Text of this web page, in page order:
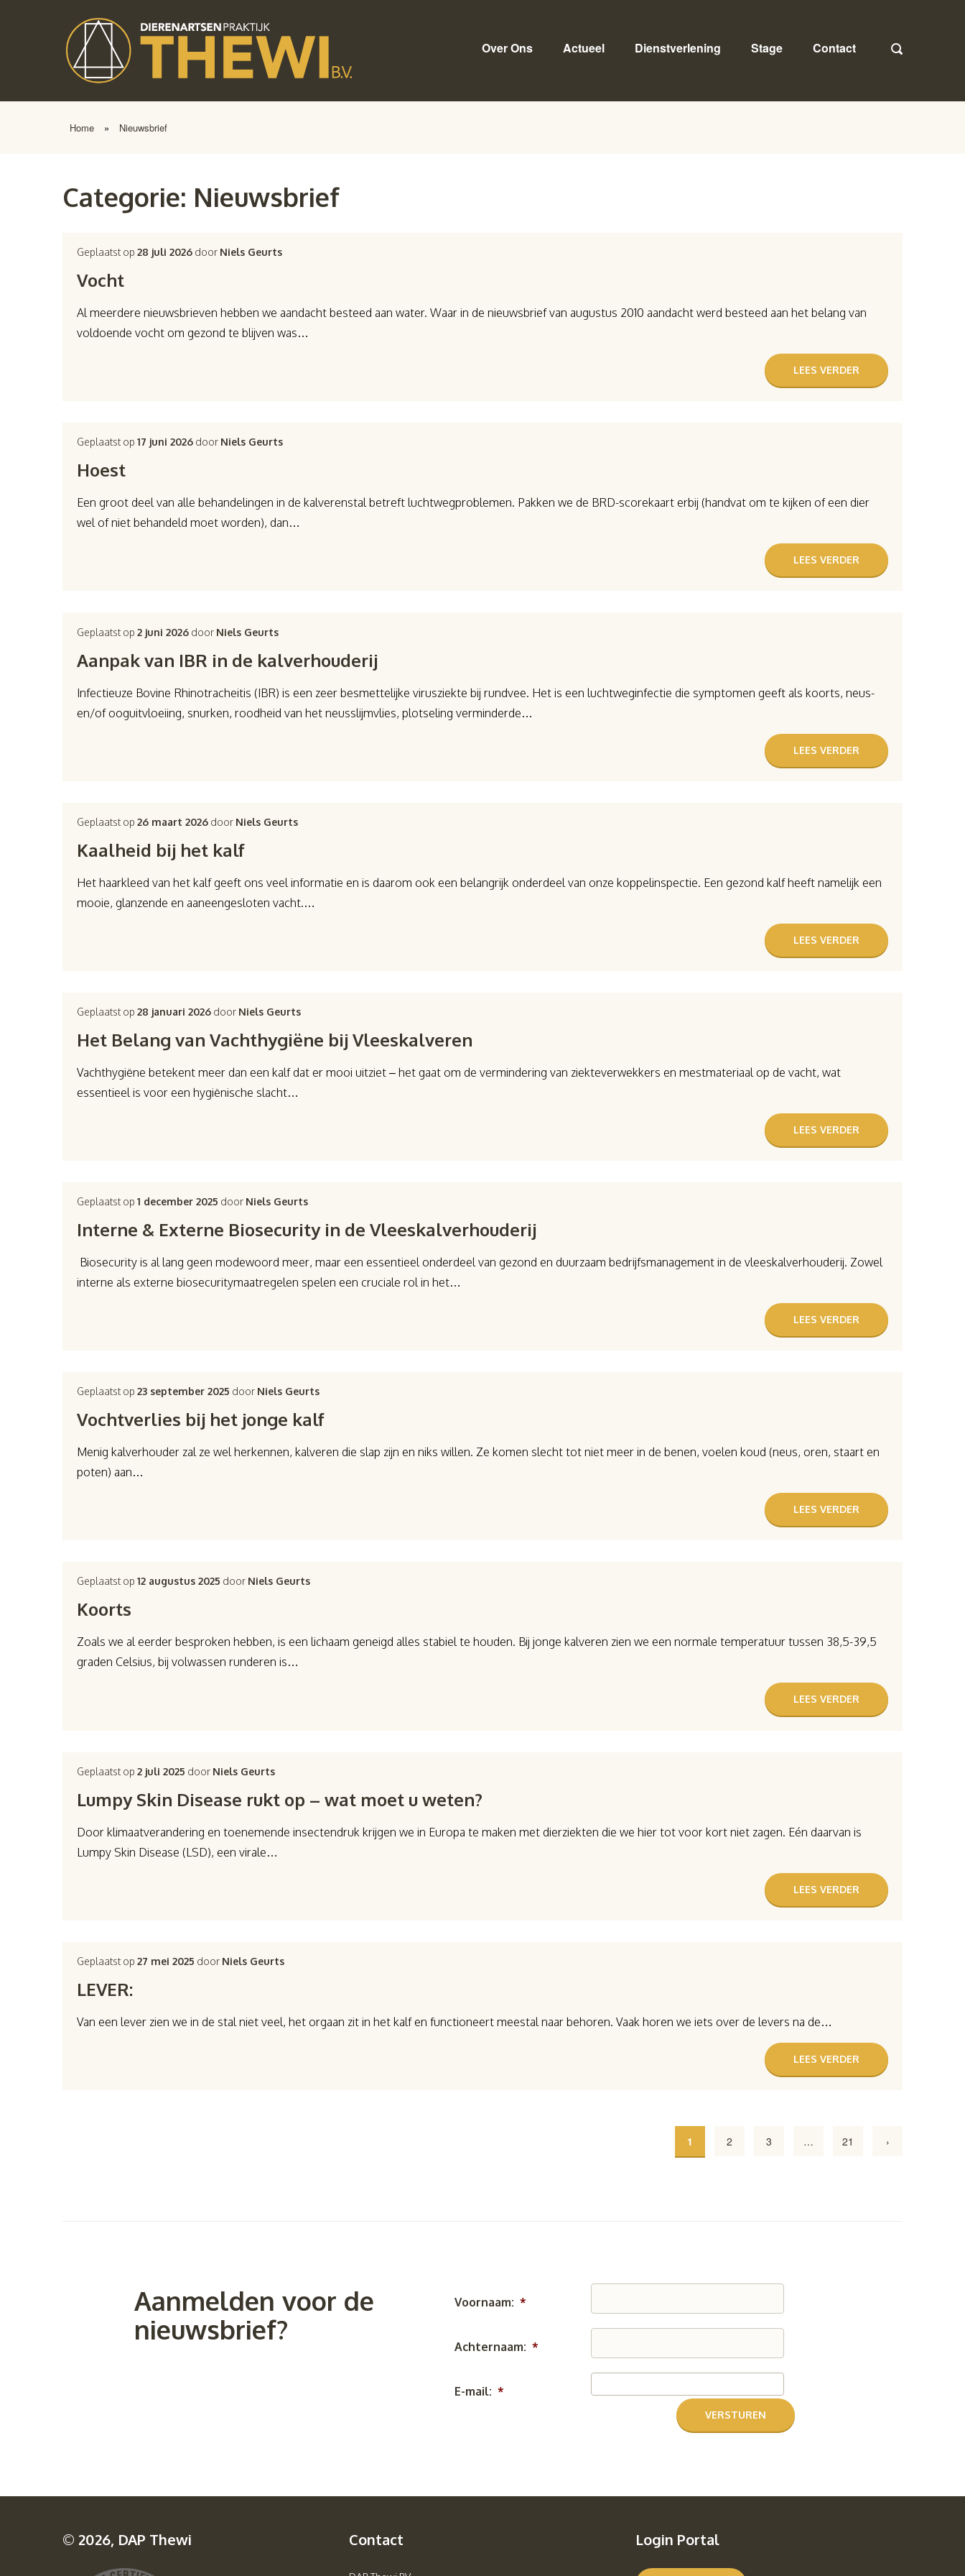
Over Ons Actueel Dienstverlening Stage Contact
Home » Nieuwsbrief
Categorie: Nieuwsbrief
Geplaatst op28 juli 2026 door Niels Geurts
Vocht
Al meerdere nieuwsbrieven hebben we aandacht besteed aan water. Waar in de nieuwsbrief van augustus 2010 aandacht werd besteed aan het belang van
voldoende vocht om gezond te blijven was…
LEES VERDER
Geplaatst op17 juni 2026 door Niels Geurts
Hoest
Een groot deel van alle behandelingen in de kalverenstal betreft luchtwegproblemen. Pakken we de BRD-scorekaart erbij (handvat om te kijken of een dier
wel of niet behandeld moet worden), dan…
LEES VERDER
Geplaatst op2 juni 2026 door Niels Geurts
Aanpak van IBR in de kalverhouderij
Infectieuze Bovine Rhinotracheitis (IBR) is een zeer besmettelijke virusziekte bij rundvee. Het is een luchtweginfectie die symptomen geeft als koorts, neus-
en/of ooguitvloeiing, snurken, roodheid van het neusslijmvlies, plotseling verminderde…
LEES VERDER
Geplaatst op26 maart 2026 door Niels Geurts
Kaalheid bij het kalf
Het haarkleed van het kalf geeft ons veel informatie en is daarom ook een belangrijk onderdeel van onze koppelinspectie. Een gezond kalf heeft namelijk een
mooie, glanzende en aaneengesloten vacht.…
LEES VERDER
Geplaatst op28 januari 2026 door Niels Geurts
Het Belang van Vachthygiëne bij Vleeskalveren
Vachthygiëne betekent meer dan een kalf dat er mooi uitziet – het gaat om de vermindering van ziekteverwekkers en mestmateriaal op de vacht, wat
essentieel is voor een hygiënische slacht…
LEES VERDER
Geplaatst op1 december 2025 door Niels Geurts
Interne & Externe Biosecurity in de Vleeskalverhouderij
Biosecurity is al lang geen modewoord meer, maar een essentieel onderdeel van gezond en duurzaam bedrijfsmanagement in de vleeskalverhouderij. Zowel
interne als externe biosecuritymaatregelen spelen een cruciale rol in het…
LEES VERDER
Geplaatst op23 september 2025 door Niels Geurts
Vochtverlies bij het jonge kalf
Menig kalverhouder zal ze wel herkennen, kalveren die slap zijn en niks willen. Ze komen slecht tot niet meer in de benen, voelen koud (neus, oren, staart en
poten) aan…
LEES VERDER
Geplaatst op12 augustus 2025 door Niels Geurts
Koorts
Zoals we al eerder besproken hebben, is een lichaam geneigd alles stabiel te houden. Bij jonge kalveren zien we een normale temperatuur tussen 38,5-39,5
graden Celsius, bij volwassen runderen is…
LEES VERDER
Geplaatst op2 juli 2025 door Niels Geurts
Lumpy Skin Disease rukt op – wat moet u weten?
Door klimaatverandering en toenemende insectendruk krijgen we in Europa te maken met dierziekten die we hier tot voor kort niet zagen. Eén daarvan is
Lumpy Skin Disease (LSD), een virale…
LEES VERDER
Geplaatst op27 mei 2025 door Niels Geurts
LEVER:
Van een lever zien we in de stal niet veel, het orgaan zit in het kalf en functioneert meestal naar behoren. Vaak horen we iets over de levers na de…
LEES VERDER
1 2 3 … 21 ›
Aanmelden voor de
nieuwsbrief?
Voornaam: *
Achternaam: *
E-mail: *
© 2026, DAP Thewi Contact Login Portal